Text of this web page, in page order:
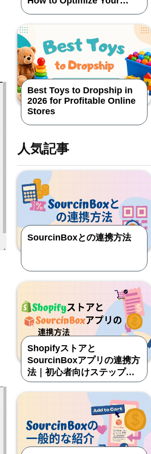
Dropshipping Store
Best Toys to Dropship in
2026 for Profitable Online
Stores
人気記事
SourcinBoxとの連携方法
Shopifyストアと
SourcinBoxアプリの連携方
法｜初心者向けステップガ
イド